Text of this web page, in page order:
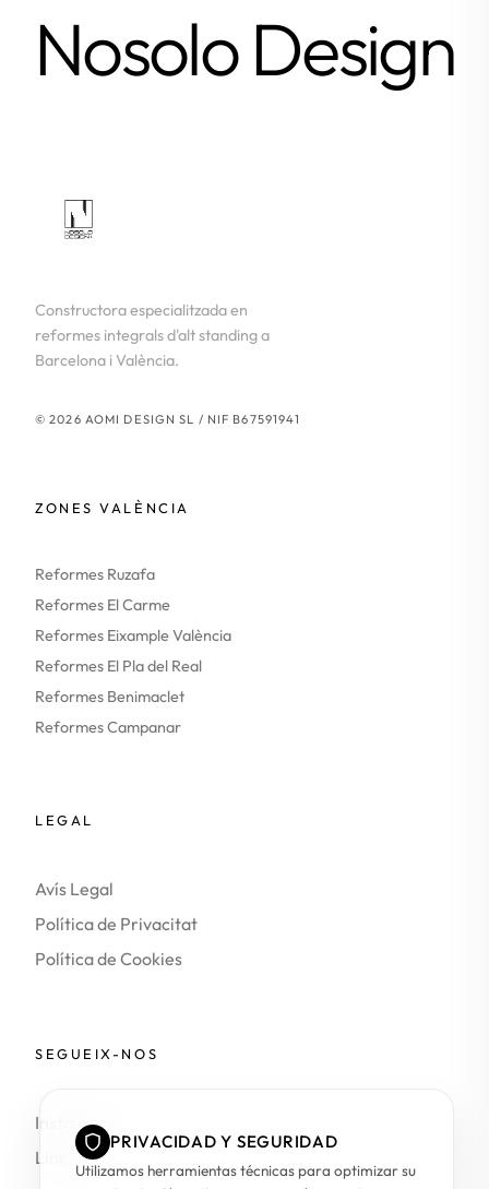
Nosolo Design
Constructora especialitzada en
reformes integrals d'alt standing a
Barcelona i València.
© 2026 AOMI DESIGN SL / NIF B67591941
ZONES VALÈNCIA
Reformes Ruzafa
Reformes El Carme
Reformes Eixample València
Reformes El Pla del Real
Reformes Benimaclet
Reformes Campanar
LEGAL
Avís Legal
Política de Privacitat
Política de Cookies
SEGUEIX-NOS
Instagram
LinkedIn
PRIVACIDAD Y SEGURIDAD
Utilizamos herramientas técnicas para optimizar su